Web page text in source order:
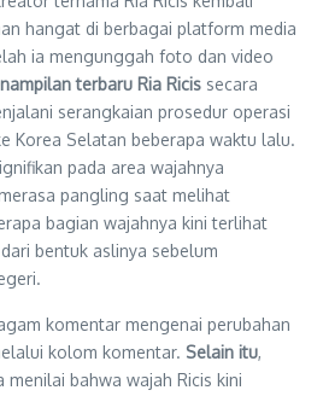
hangat di berbagai platform media
ia mengunggah foto dan video
terbaru Ria Ricis secara
serangkaian prosedur operasi
Korea Selatan beberapa waktu lalu.
pada area wajahnya
pangling saat melihat
bagian wajahnya kini terlihat
bentuk aslinya sebelum
komentar mengenai perubahan
kolom komentar. Selain itu,
bahwa wajah Ricis kini